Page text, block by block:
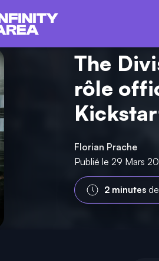
The
rôle
Florian Prache
Publié le 29 Mars
2 minutes